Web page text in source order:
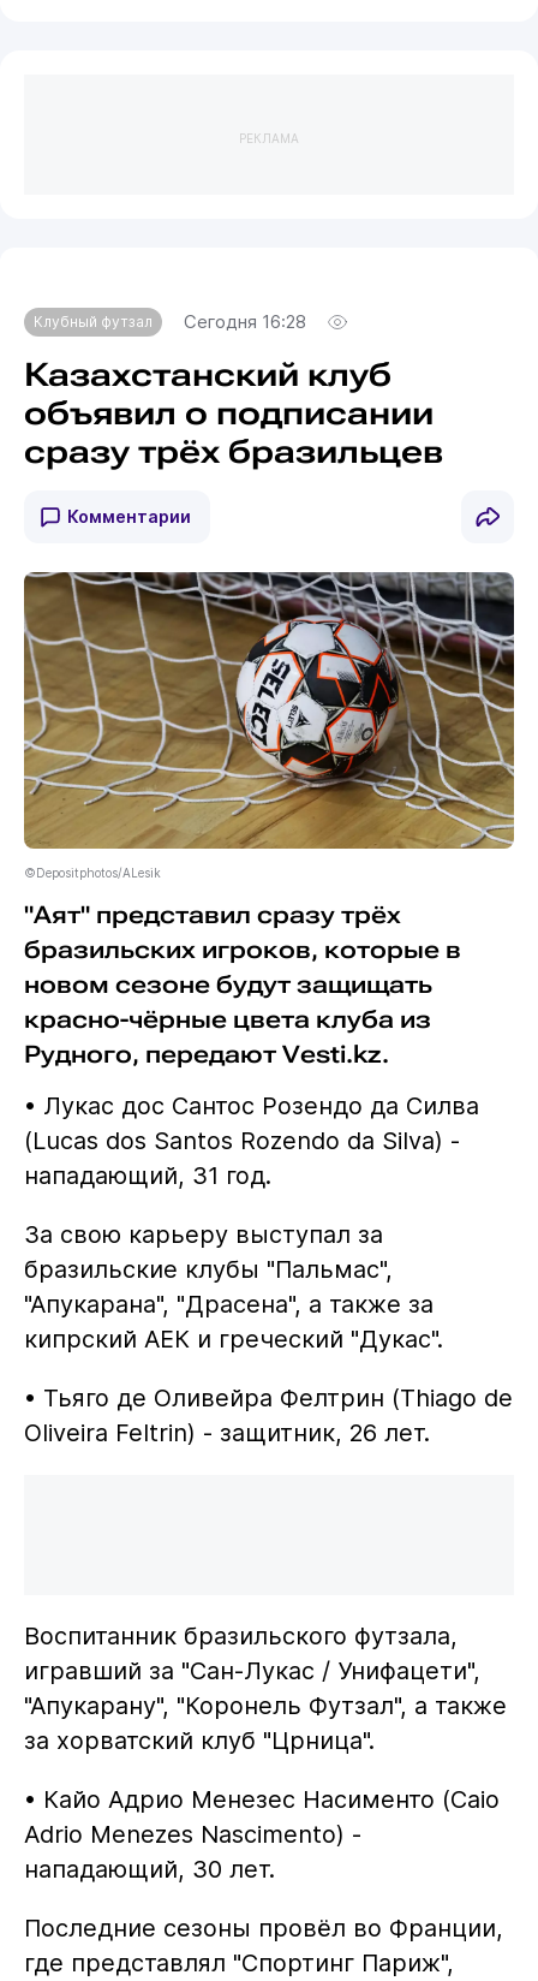
РЕКЛАМА
Клубный футзал Сегодня 16:28
Казахстанский клуб
объявил о подписании
сразу трёх бразильцев
Комментарии
©Depositphotos/ALesik
"Аят" представил сразу трёх
бразильских игроков, которые в
новом сезоне будут защищать
красно-чёрные цвета клуба из
Рудного, передают Vesti.kz.
• Лукас дос Сантос Розендо да Силва
(Lucas dos Santos Rozendo da Silva) -
нападающий, 31 год.
За свою карьеру выступал за
бразильские клубы "Пальмас",
"Апукарана", "Драсена", а также за
кипрский АЕК и греческий "Дукас".
• Тьяго де Оливейра Фелтрин (Thiago de
Oliveira Feltrin) - защитник, 26 лет.
Воспитанник бразильского футзала,
игравший за "Сан-Лукас / Унифацети",
"Апукарану", "Коронель Футзал", а также
за хорватский клуб "Црница".
• Кайо Адрио Менезес Насименто (Caio
Adrio Menezes Nascimento) -
нападающий, 30 лет.
Последние сезоны провёл во Франции,
где представлял "Спортинг Париж",